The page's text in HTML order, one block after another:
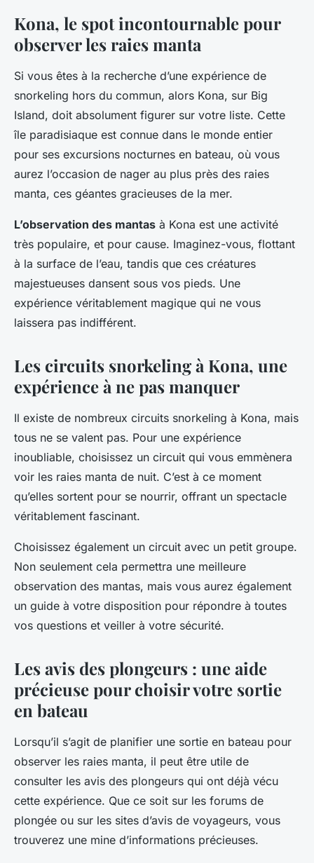
Kona, le spot incontournable pour
observer les raies manta
Si vous êtes à la recherche d’une expérience de
snorkeling hors du commun, alors Kona, sur Big
Island, doit absolument figurer sur votre liste. Cette
île paradisiaque est connue dans le monde entier
pour ses excursions nocturnes en bateau, où vous
aurez l’occasion de nager au plus près des raies
manta, ces géantes gracieuses de la mer.
L’observation des mantas à Kona est une activité
très populaire, et pour cause. Imaginez-vous, flottant
à la surface de l’eau, tandis que ces créatures
majestueuses dansent sous vos pieds. Une
expérience véritablement magique qui ne vous
laissera pas indifférent.
Les circuits snorkeling à Kona, une
expérience à ne pas manquer
Il existe de nombreux circuits snorkeling à Kona, mais
tous ne se valent pas. Pour une expérience
inoubliable, choisissez un circuit qui vous emmènera
voir les raies manta de nuit. C’est à ce moment
qu’elles sortent pour se nourrir, offrant un spectacle
véritablement fascinant.
Choisissez également un circuit avec un petit groupe.
Non seulement cela permettra une meilleure
observation des mantas, mais vous aurez également
un guide à votre disposition pour répondre à toutes
vos questions et veiller à votre sécurité.
Les avis des plongeurs : une aide
précieuse pour choisir votre sortie
en bateau
Lorsqu’il s’agit de planifier une sortie en bateau pour
observer les raies manta, il peut être utile de
consulter les avis des plongeurs qui ont déjà vécu
cette expérience. Que ce soit sur les forums de
plongée ou sur les sites d’avis de voyageurs, vous
trouverez une mine d’informations précieuses.